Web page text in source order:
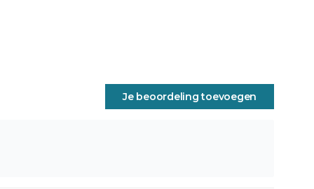
Je beoordeling toevoegen